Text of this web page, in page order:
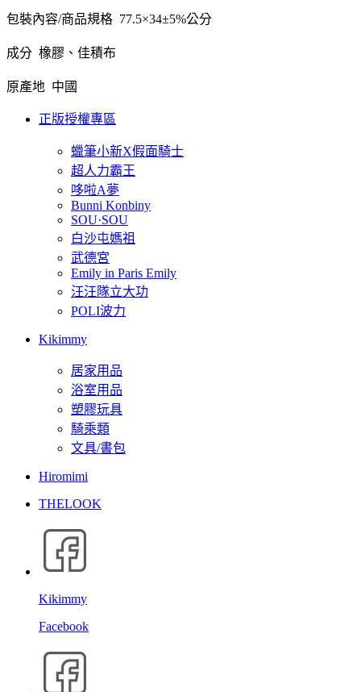
包裝內容/商品規格 77.5×34±5%公分
成分 橡膠、佳積布
原產地 中國
正版授權專區
蠟筆小新X假面騎士
超人力霸王
哆啦A夢
Bunni Konbiny
SOU·SOU
白沙屯媽祖
武德宮
Emily in Paris Emily
汪汪隊立大功
POLI波力
Kikimmy
居家用品
浴室用品
塑膠玩具
騎乘類
文具/書包
Hiromimi
THELOOK
Kikimmy
Facebook